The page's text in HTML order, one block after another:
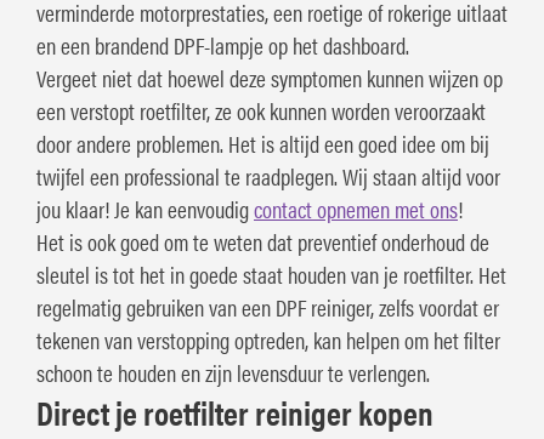
verminderde motorprestaties, een roetige of rokerige uitlaat
en een brandend DPF-lampje op het dashboard.
Vergeet niet dat hoewel deze symptomen kunnen wijzen op
een verstopt roetfilter, ze ook kunnen worden veroorzaakt
door andere problemen. Het is altijd een goed idee om bij
twijfel een professional te raadplegen. Wij staan altijd voor
jou klaar! Je kan eenvoudigcontact opnemen met ons!
Het is ook goed om te weten dat preventief onderhoud de
sleutel is tot het in goede staat houden van je roetfilter. Het
regelmatig gebruiken van een DPF reiniger, zelfs voordat er
tekenen van verstopping optreden, kan helpen om het filter
schoon te houden en zijn levensduur te verlengen.
Direct je roetfilter reiniger kopen